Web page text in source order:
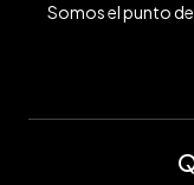
Somos el punto